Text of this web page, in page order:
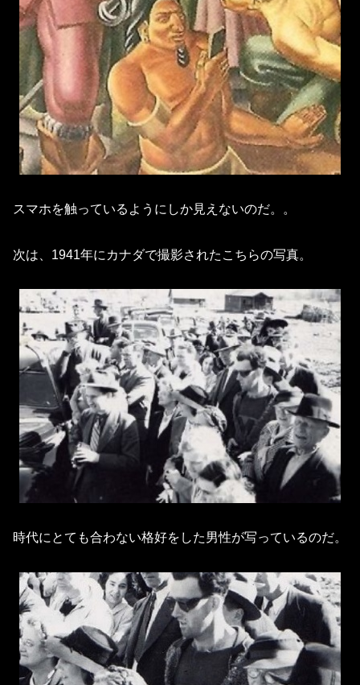
スマホを触っているようにしか見えないのだ。。
次は、1941年にカナダで撮影されたこちらの写真。
時代にとても合わない格好をした男性が写っているのだ。